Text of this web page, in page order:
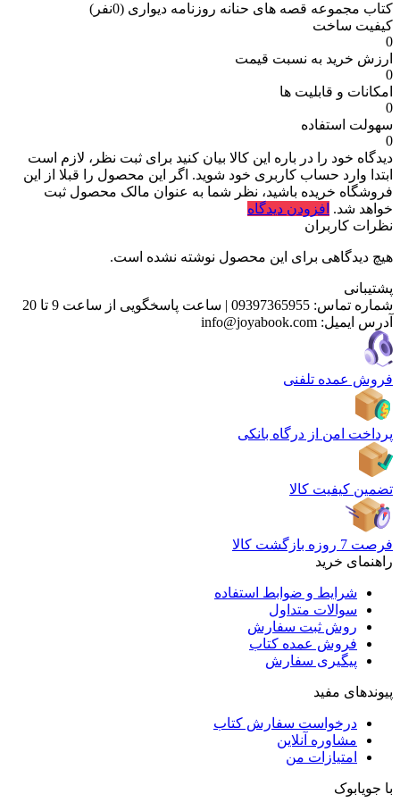
کتاب مجموعه قصه های حنانه روزنامه دیواری (0نفر)
کیفیت ساخت
0
ارزش خرید به نسبت قیمت
0
امکانات و قابلیت ها
0
سهولت استفاده
0
دیدگاه خود را در باره این کالا بیان کنید برای ثبت نظر، لازم است
ابتدا وارد حساب کاربری خود شوید. اگر این محصول را قبلا از این
فروشگاه خریده باشید، نظر شما به عنوان مالک محصول ثبت
خواهد شد. افزودن دیدگاه
نظرات کاربران
هیچ دیدگاهی برای این محصول نوشته نشده است.
پشتیبانی
شماره تماس: 09397365955
| ساعت پاسخگویی از ساعت 9 تا 20
آدرس ایمیل: info@joyabook.com
فروش عمده تلفنی
پرداخت امن از درگاه بانکی
تضمین کیفیت کالا
فرصت 7 روزه بازگشت کالا
راهنمای خرید
شرایط و ضوابط استفاده
سوالات متداول
روش ثبت سفارش
فروش عمده کتاب
پیگیری سفارش
پیوندهای مفید
درخواست سفارش کتاب
مشاوره آنلاین
امتیازات من
با جویابوک